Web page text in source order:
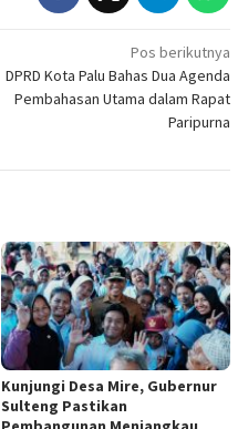
Pos berikutnya
DPRD Kota Palu Bahas Dua Agenda
Pembahasan Utama dalam Rapat
Paripurna
Kunjungi Desa Mire, Gubernur
Sulteng Pastikan